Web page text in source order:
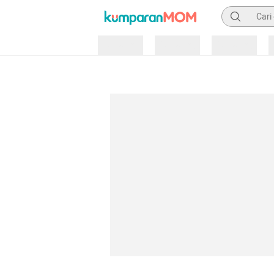
Pencarian